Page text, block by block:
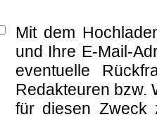
Mit dem
und Ihre E-Mail-
eventuelle
Redakteuren bzw.
für diesen Zweck